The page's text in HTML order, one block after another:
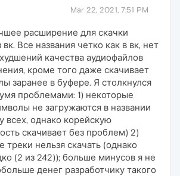
Mar 22, 2021, 7:51 PM
расширение для скачки
Все названия четко как в вк, нет
качества аудиофайлов
кроме того даже скачивает
заранее в буфере. Я столкнулся
проблемами: 1) некоторые
не загружаются в названии
всех, однако корейскую
скачивает без проблем) 2)
треки нельзя скачать (однако
(2 из 242)); больше минусов я не
денег разработчику такого